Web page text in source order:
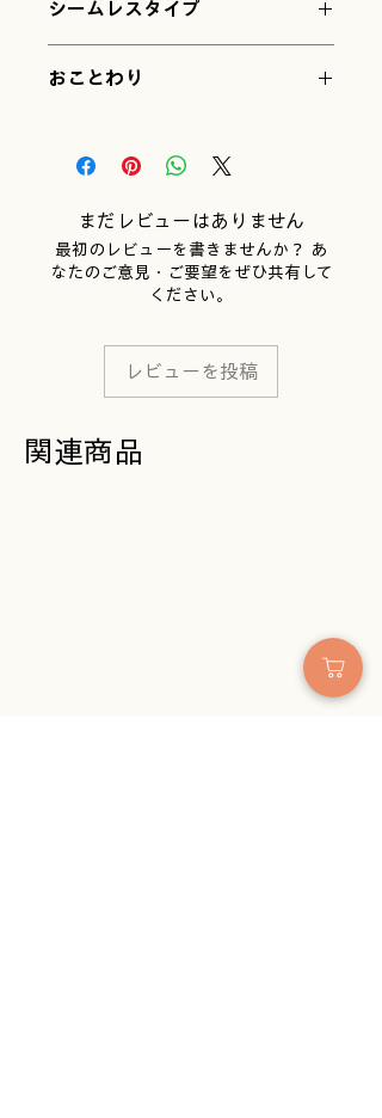
シームレスタイプ
おことわり
かかとがないので、どんな足
ん、足の形や大きさによって
「見え方の丈」が少し変わり
ます。目安としてご覧くださ
いね。
ってサイズがほんの少し変わ
ることがあります。
はじめてのお洗濯で少し縮み
います。
るよう、仕様を改良すること
まだレビューはありません
最初のレビューを書きませんか？ あ
なたのご意見・ご要望をぜひ共有して
ください。
レビューを投稿
関連商品